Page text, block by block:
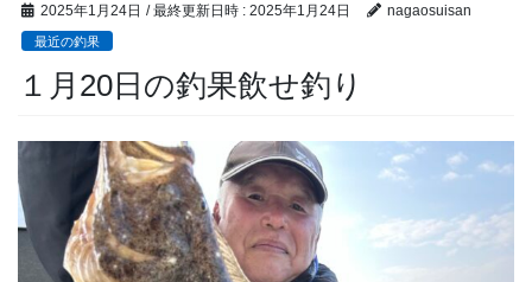
2025年1月24日 / 最終更新日時 : 2025年1月24日 nagaosuisan
最近の釣果
１月20日の釣果飲せ釣り